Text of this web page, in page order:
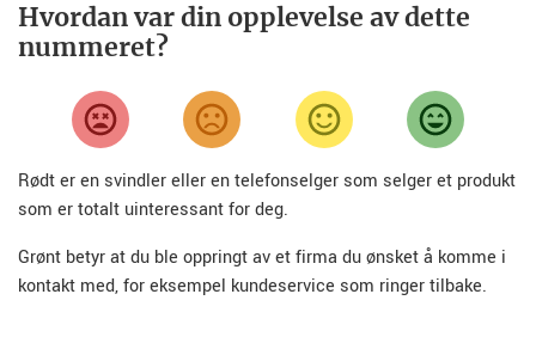
Hvordan var din opplevelse av dette
nummeret?
Rødt er en svindler eller en telefonselger som selger et produkt
som er totalt uinteressant for deg.
Grønt betyr at du ble oppringt av et firma du ønsket å komme i
kontakt med, for eksempel kundeservice som ringer tilbake.